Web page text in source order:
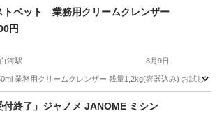
その他
トベット 業務用クリームクレンザー
円
河駅 8月9日
業務用クリームクレンザー 残量1,2kg(容器込み) お試し
白河駅 掃除用具
「受付終了」ジャノメ JANOME ミシン